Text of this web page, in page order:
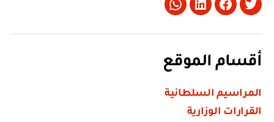
Twitter
Facebook
LinkedIn
Whatsapp
أقسام الموقع
المراسيم السلطانية
القرارات الوزارية